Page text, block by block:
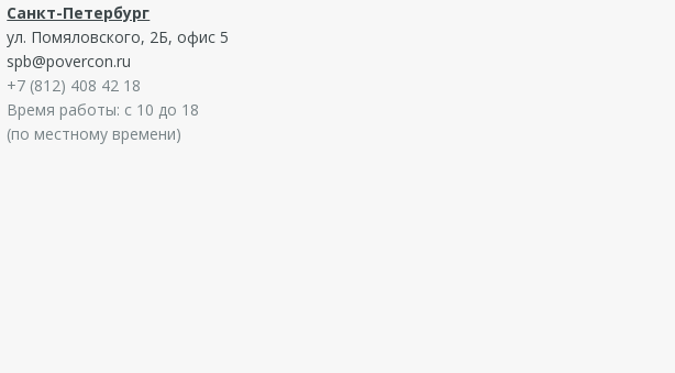
Санкт-Петербург
ул. Помяловского, 2Б, офис 5
spb@povercon.ru
+7 (812) 408 42 18
Время работы: с 10 до 18
(по местному времени)